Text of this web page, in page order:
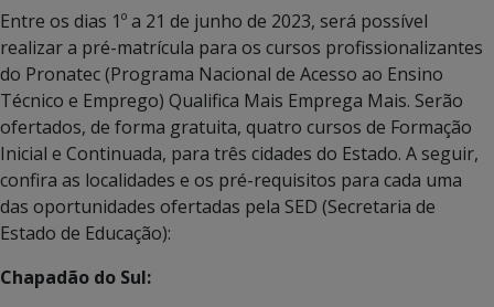
Entre os dias 1º a 21 de junho de 2023, será possível
realizar a pré-matrícula para os cursos profissionalizantes
do Pronatec (Programa Nacional de Acesso ao Ensino
Técnico e Emprego) Qualifica Mais Emprega Mais. Serão
ofertados, de forma gratuita, quatro cursos de Formação
Inicial e Continuada, para três cidades do Estado. A seguir,
confira as localidades e os pré-requisitos para cada uma
das oportunidades ofertadas pela SED (Secretaria de
Estado de Educação):
Chapadão do Sul: